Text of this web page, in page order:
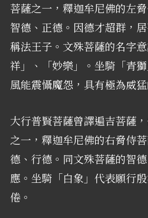
菩薩之一，釋迦牟尼佛的左
智德、正德。因德才超群，
稱法王子。文殊菩薩的名字
祥」、「妙樂」。坐騎「青
風能震懾魔怨，具有極為威猛
大行普賢菩薩曾譯遍吉菩薩
之一，釋迦牟尼佛的右脅侍
德、行德。同文殊菩薩的智
應。坐騎「白象」代表願行
倦。